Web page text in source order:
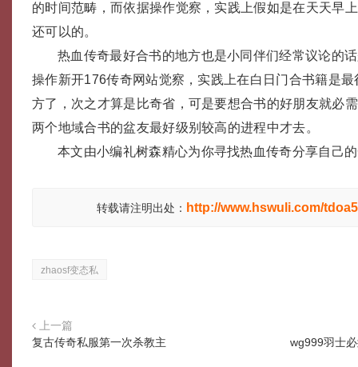
的时间范畴，而依据操作觉察，实践上假如是在天天早
还可以的。
热血传奇最好合书的地方也是小同伴们经常议论的
操作新开176传奇网站觉察，实践上在白日门合书籍是
方了，次之才算是比奇省，可是要想合书的好朋友就必
两个地域合书的盆友最好级别较高的进程中才去。
本文由小编礼树森精心为你寻找热血传奇分享自己
转载请注明出处： http://www.hswuli.com/
zhaosf变态私
上一篇
复古传奇私服第一次杀教主
wg999羽士